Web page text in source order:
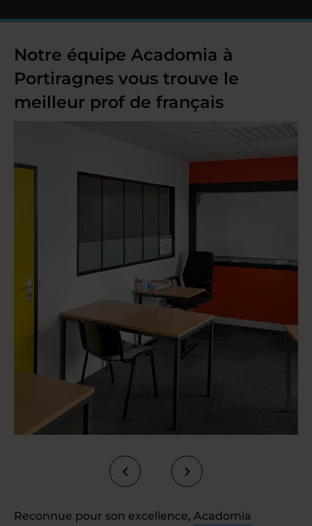
Notre équipe Acadomia à
Portiragnes vous trouve le
meilleur prof de français
Reconnue pour son excellence, Acadomia